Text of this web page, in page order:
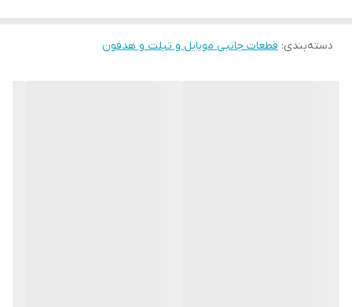
دسته‌بندی: قطعات جانبی موبایل و تبلت و هدفون